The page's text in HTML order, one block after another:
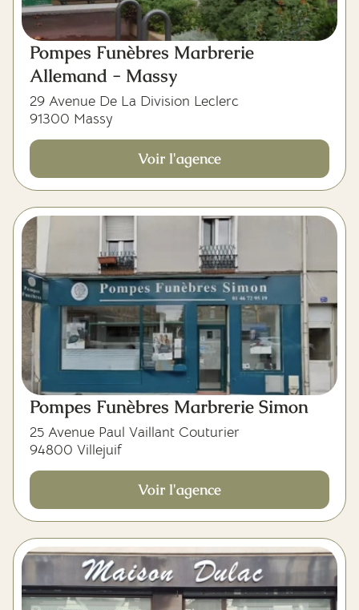
Pompes Funèbres Marbrerie
Allemand - Massy
29 Avenue De La Division Leclerc
91300 Massy
Voir l'agence
Pompes Funèbres Marbrerie Simon
25 Avenue Paul Vaillant Couturier
94800 Villejuif
Voir l'agence